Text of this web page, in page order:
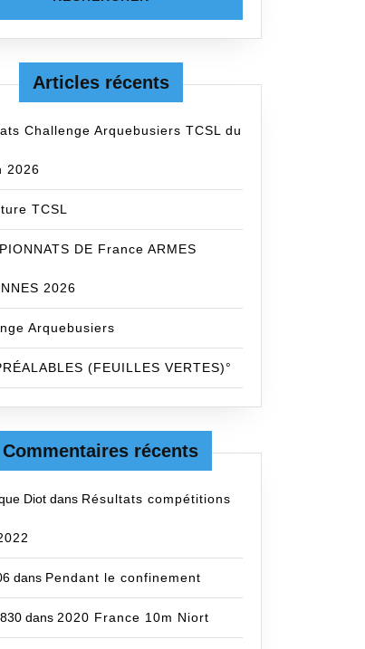
Articles récents
Challenge Arquebusiers TCSL du
2026
TCSL
DE France ARMES
2026
Arquebusiers
(FEUILLES VERTES)°
Commentaires récents
Diot dans Résultats compétitions
dans Pendant le confinement
dans 2020 France 10m Niort